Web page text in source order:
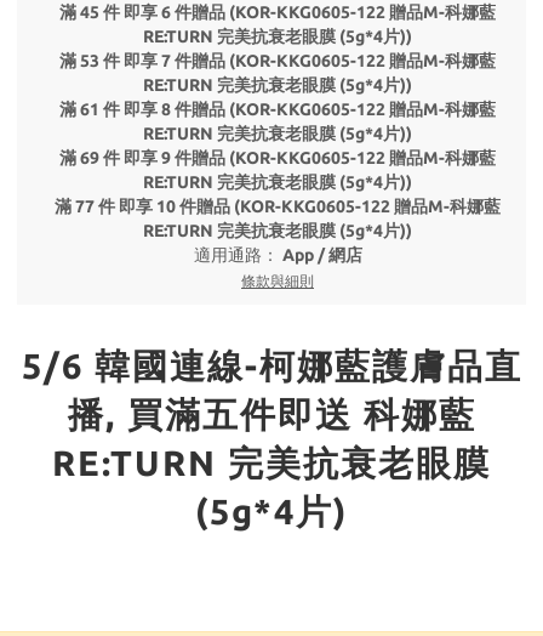
滿 45 件 即享 6 件贈品 (KOR-KKG0605-122 贈品M-科娜藍
RE:TURN 完美抗衰老眼膜 (5g*4片))
滿 53 件 即享 7 件贈品 (KOR-KKG0605-122 贈品M-科娜藍
RE:TURN 完美抗衰老眼膜 (5g*4片))
滿 61 件 即享 8 件贈品 (KOR-KKG0605-122 贈品M-科娜藍
RE:TURN 完美抗衰老眼膜 (5g*4片))
滿 69 件 即享 9 件贈品 (KOR-KKG0605-122 贈品M-科娜藍
RE:TURN 完美抗衰老眼膜 (5g*4片))
滿 77 件 即享 10 件贈品 (KOR-KKG0605-122 贈品M-科娜藍
RE:TURN 完美抗衰老眼膜 (5g*4片))
適用通路： App / 網店
條款與細則
5/6 韓國連線-柯娜藍護膚品直
播, 買滿五件即送 科娜藍
RE:TURN 完美抗衰老眼膜
(5g*4片)